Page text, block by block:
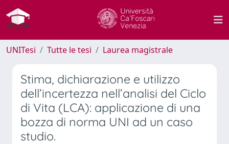
UNITesi Tutte le tesi Laurea magistrale
Stima, dichiarazione e utilizzo
dell’incertezza nell’analisi del Ciclo
di Vita (LCA): applicazione di una
bozza di norma UNI ad un caso
studio.